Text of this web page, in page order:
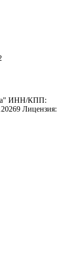
ИНН/КПП:
Лицензия: